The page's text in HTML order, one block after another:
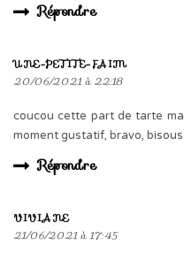
Répondre
UNE-PETITE-FAIM
20/06/2021 à 22:18
coucou cette part de tarte
moment gustatif, bravo, bisous
Répondre
VIVIANE
21/06/2021 à 17:45